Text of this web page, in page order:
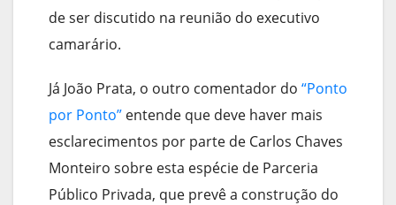
de ser discutido na reunião do executivo
camarário.
Já João Prata, o outro comentador do “Ponto
por Ponto” entende que deve haver mais
esclarecimentos por parte de Carlos Chaves
Monteiro sobre esta espécie de Parceria
Público Privada, que prevê a construção do